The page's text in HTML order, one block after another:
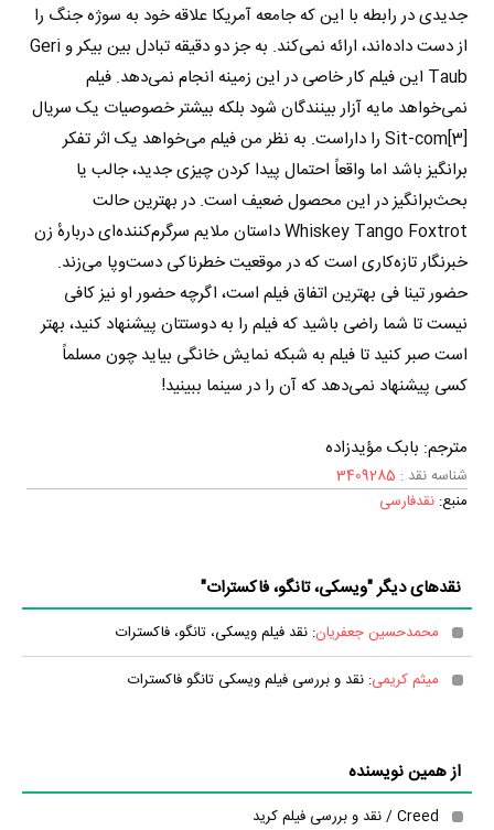
جدیدی در رابطه با این که جامعه آمریکا علاقه خود به سوژه جنگ را
از دست داده‌اند، ارائه نمی‌کند. به جز دو دقیقه تبادل بین بیکر و Geri
Taub این فیلم کار خاصی در این زمینه انجام نمی‌دهد. فیلم
نمی‌خواهد مایه آزار بینندگان شود بلکه بیشتر خصوصیات یک سریال
Sit-com[3] را داراست. به نظر من فیلم می‌خواهد یک اثر تفکر
برانگیز باشد اما واقعاً احتمال پیدا کردن چیزی جدید، جالب یا
بحث‌برانگیز در این محصول ضعیف است. در بهترین حالت
Whiskey Tango Foxtrot داستان ملایم سرگرم‌کننده‌ای دربارهٔ زن
خبرنگار تازه‌کاری است که در موقعیت خطرناکی دست‌وپا می‌زند.
حضور تینا فی بهترین اتفاق فیلم است، اگرچه حضور او نیز کافی
نیست تا شما راضی باشید که فیلم را به دوستتان پیشنهاد کنید، بهتر
است صبر کنید تا فیلم به شبکه نمایش خانگی بیاید چون مسلماً
کسی پیشنهاد نمی‌دهد که آن را در سینما ببینید!
مترجم: بابک مؤیدزاده
شناسه نقد : 3409285
منبع:نقدفارسی
نقدهای دیگر "ویسکی، تانگو، فاکسترات"
محمدحسین جعفریان: نقد فیلم ویسکی، تانگو، فاکسترات
میثم کریمی: نقد و بررسی فیلم ویسکی تانگو فاکسترات
از همین نویسنده
Creed / نقد و بررسی فیلم کرید